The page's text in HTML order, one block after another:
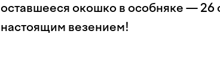
оставшееся окошко в особняке — 26
настоящим везением!